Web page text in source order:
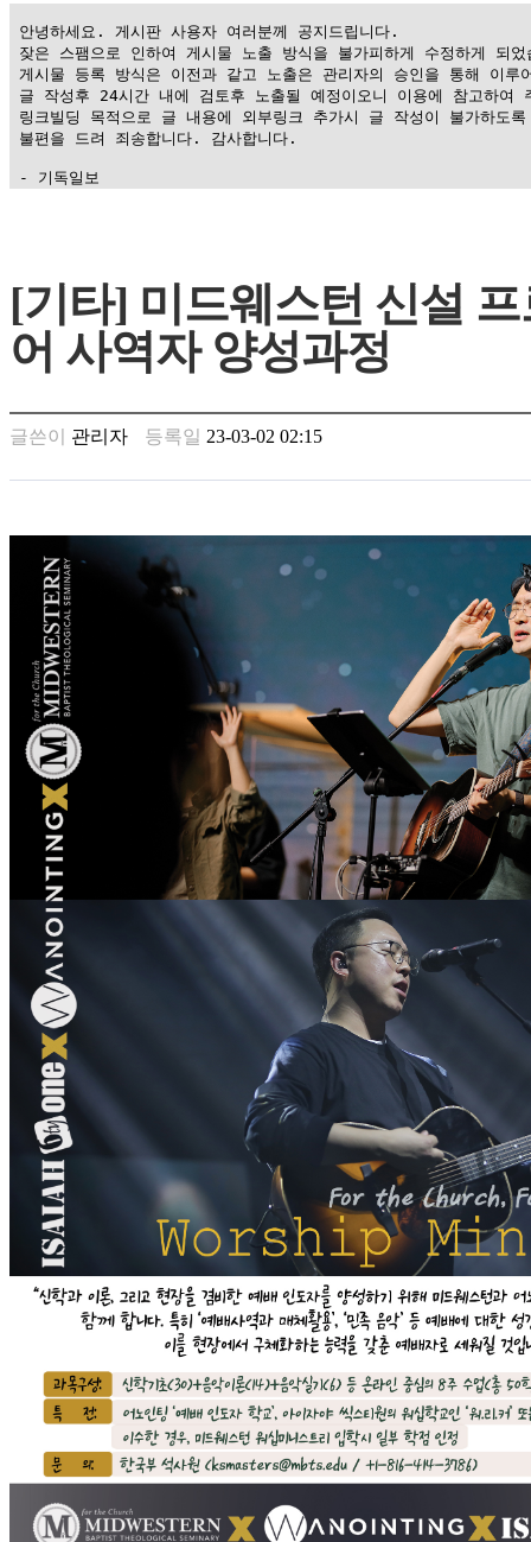
안녕하세요. 게시판 사용자 여러분께 공지드립니다.
잦은 스팸으로 인하여 게시물 노출 방식을 불가피하게 수정하게 되었
게시물 등록 방식은 이전과 같고 노출은 관리자의 승인을 통해 이루
글 작성후 24시간 내에 검토후 노출될 예정이오니 이용에 참고하여
링크빌딩 목적으로 글 내용에 외부링크 추가시 글 작성이 불가하도
불편을 드려 죄송합니다. 감사합니다.
- 기독일보
남
찾
기
은
링
크
주
minky
러
비
절
[기타] 미드웨스턴 신설
어 사역자 양성과정
글쓴이 관리자 등록일 23-03-02 02:15